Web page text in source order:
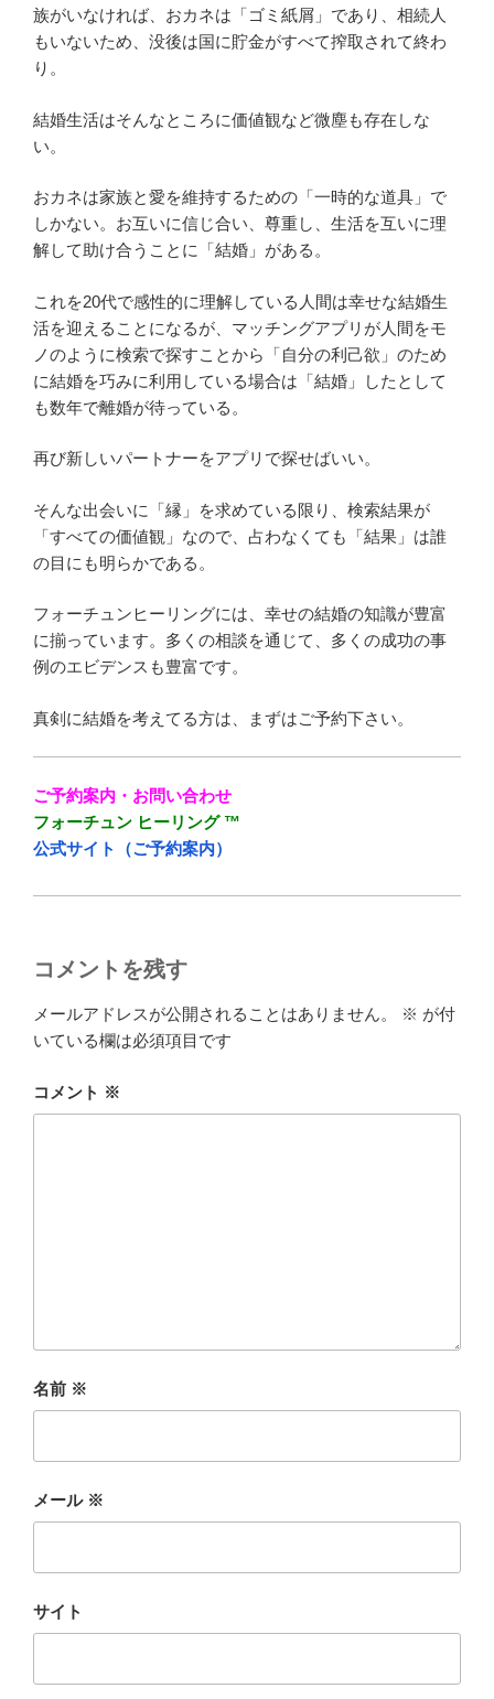
族がいなければ、おカネは「ゴミ紙屑」であり、相続人
もいないため、没後は国に貯金がすべて搾取されて終わ
り。
結婚生活はそんなところに価値観など微塵も存在しな
い。
おカネは家族と愛を維持するための「一時的な道具」で
しかない。お互いに信じ合い、尊重し、生活を互いに理
解して助け合うことに「結婚」がある。
これを20代で感性的に理解している人間は幸せな結婚生
活を迎えることになるが、マッチングアプリが人間をモ
ノのように検索で探すことから「自分の利己欲」のため
に結婚を巧みに利用している場合は「結婚」したとして
も数年で離婚が待っている。
再び新しいパートナーをアプリで探せばいい。
そんな出会いに「縁」を求めている限り、検索結果が
「すべての価値観」なので、占わなくても「結果」は誰
の目にも明らかである。
フォーチュンヒーリングには、幸せの結婚の知識が豊富
に揃っています。多くの相談を通じて、多くの成功の事
例のエビデンスも豊富です。
真剣に結婚を考えてる方は、まずはご予約下さい。
ご予約案内・お問い合わせ
フォーチュン ヒーリング ™
公式サイト（ご予約案内）
コメントを残す
メールアドレスが公開されることはありません。 ※ が付
いている欄は必須項目です
コメント ※
名前 ※
メール ※
サイト